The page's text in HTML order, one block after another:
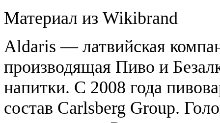
Материал из Wikibrand
Aldaris — латвийская
производящая Пиво и
напитки. С 2008 года
состав Carlsberg Group.